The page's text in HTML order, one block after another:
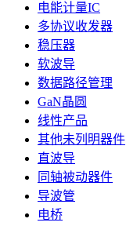
电能计量IC
多协议收发器
稳压器
软波导
数据路径管理
GaN晶圆
线性产品
其他未列明器件
直波导
同轴被动器件
导波管
电桥